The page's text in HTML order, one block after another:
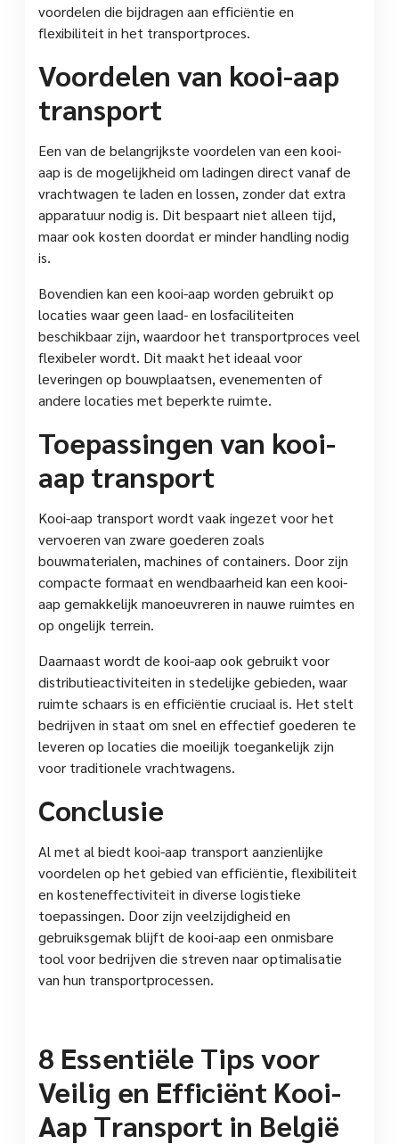
voordelen die bijdragen aan efficiëntie en
flexibiliteit in het transportproces.
Voordelen van kooi-aap
transport
Een van de belangrijkste voordelen van een kooi-
aap is de mogelijkheid om ladingen direct vanaf de
vrachtwagen te laden en lossen, zonder dat extra
apparatuur nodig is. Dit bespaart niet alleen tijd,
maar ook kosten doordat er minder handling nodig
is.
Bovendien kan een kooi-aap worden gebruikt op
locaties waar geen laad- en losfaciliteiten
beschikbaar zijn, waardoor het transportproces veel
flexibeler wordt. Dit maakt het ideaal voor
leveringen op bouwplaatsen, evenementen of
andere locaties met beperkte ruimte.
Toepassingen van kooi-
aap transport
Kooi-aap transport wordt vaak ingezet voor het
vervoeren van zware goederen zoals
bouwmaterialen, machines of containers. Door zijn
compacte formaat en wendbaarheid kan een kooi-
aap gemakkelijk manoeuvreren in nauwe ruimtes en
op ongelijk terrein.
Daarnaast wordt de kooi-aap ook gebruikt voor
distributieactiviteiten in stedelijke gebieden, waar
ruimte schaars is en efficiëntie cruciaal is. Het stelt
bedrijven in staat om snel en effectief goederen te
leveren op locaties die moeilijk toegankelijk zijn
voor traditionele vrachtwagens.
Conclusie
Al met al biedt kooi-aap transport aanzienlijke
voordelen op het gebied van efficiëntie, flexibiliteit
en kosteneffectiviteit in diverse logistieke
toepassingen. Door zijn veelzijdigheid en
gebruiksgemak blijft de kooi-aap een onmisbare
tool voor bedrijven die streven naar optimalisatie
van hun transportprocessen.
8 Essentiële Tips voor
Veilig en Efficiënt Kooi-
Aap Transport in België